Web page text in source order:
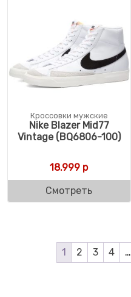
Кроссовки мужские
Nike Blazer Mid77
Vintage (BQ6806-100)
18.999 р
Смотреть
1 2 3 4 …